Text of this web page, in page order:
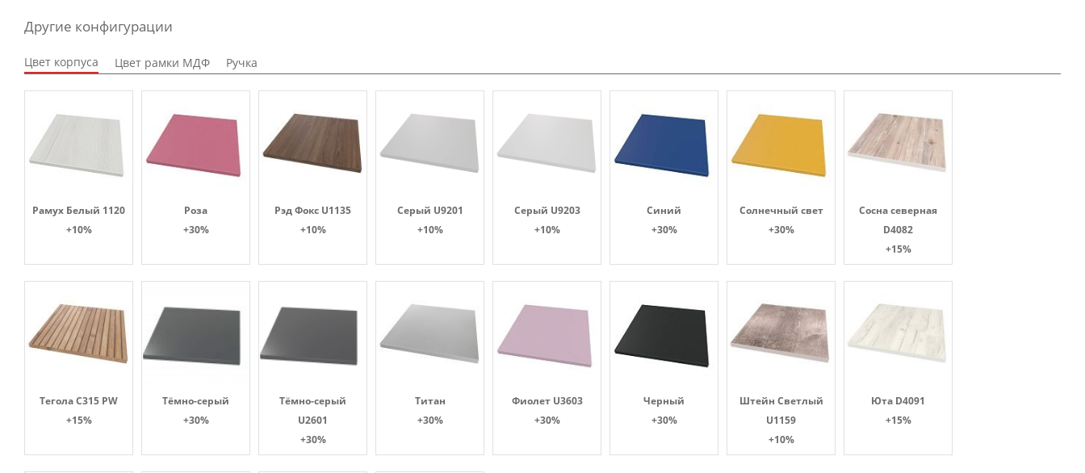
Другие конфигурации
Цвет корпуса Цвет рамки МДФ Ручка
Рамух Белый 1120
+10%
Роза
+30%
Рэд Фокс U1135
+10%
Серый U9201
+10%
Серый U9203
+10%
Синий
+30%
Солнечный свет
+30%
Сосна северная
D4082
+15%
Тегола С315 PW
+15%
Тёмно-серый
+30%
Тёмно-серый
U2601
+30%
Титан
+30%
Фиолет U3603
+30%
Черный
+30%
Штейн Светлый
U1159
+10%
Юта D4091
+15%